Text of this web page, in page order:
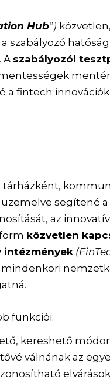
Hub”)
szabályozó
A szabályozói
a fintech
segítené
az
közvetlen
intézmények
mindenkori
funkciói:
kereshető
válnának az
elvárások